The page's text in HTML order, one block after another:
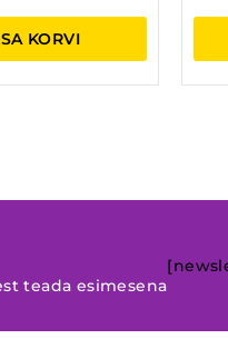
KORVI
teada esimesena